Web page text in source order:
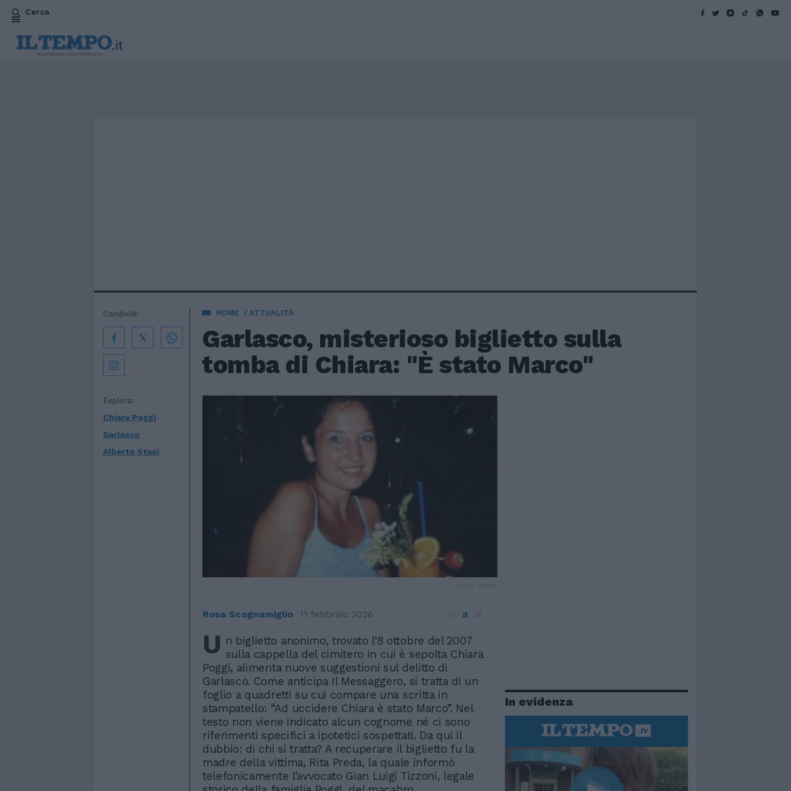
Cerca
HOME ATTUALITÀ
Garlasco, misterioso biglietto sulla
tomba di Chiara: "È stato Marco"
Esplora:
Chiara Poggi
Garlasco
Alberto Stasi
Condividi:
Rosa Scognamiglio 11 febbraio 2026 a
U n biglietto anonimo, trovato l’8 ottobre del 2007
sulla cappella del cimitero in cui è sepolta Chiara
Poggi, alimenta nuove suggestioni sul delitto di
Garlasco. Come anticipa Il Messaggero, si tratta di un
foglio a quadretti su cui compare una scritta in
stampatello: “Ad uccidere Chiara è stato Marco”. Nel
testo non viene indicato alcun cognome né ci sono
riferimenti specifici a ipotetici sospettati. Da qui il
dubbio: di chi si tratta? A recuperare il biglietto fu la
madre della vittima, Rita Preda, la quale informò
telefonicamente l’avvocato Gian Luigi Tizzoni, legale
In evidenza